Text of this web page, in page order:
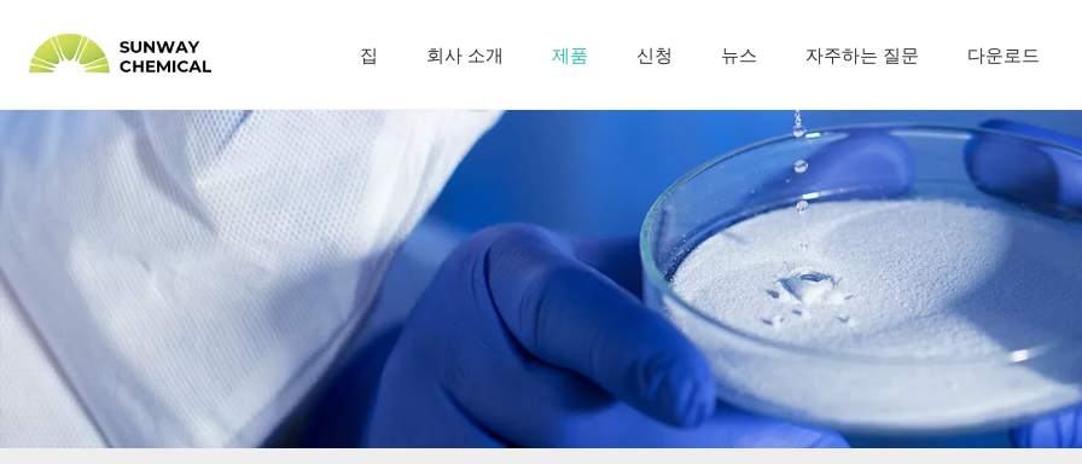
집 회사 소개 제품 신청 뉴스 자주하는 질문 다운로드